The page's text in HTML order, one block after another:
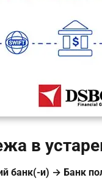
в
банк(-и) → Банк